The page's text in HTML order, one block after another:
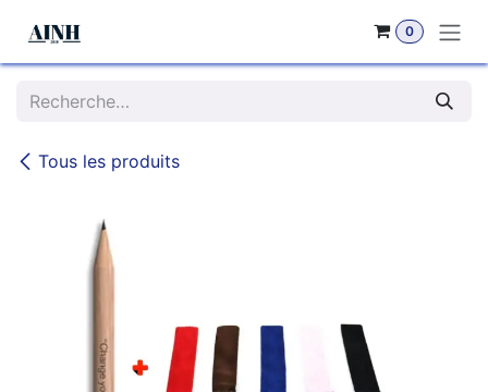
0
Tous les produits